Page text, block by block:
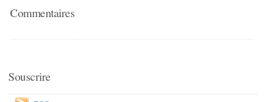
Commentaires
Souscrire